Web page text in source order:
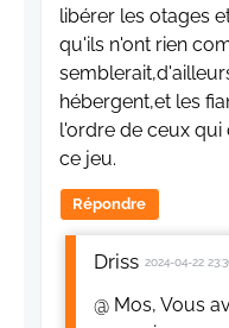
libérer les otages
qu'ils n'ont rien
hébergent,et les
l'ordre de ceux
ce jeu.
Répondre
Driss 2024-04-22
@ Mos, Vous